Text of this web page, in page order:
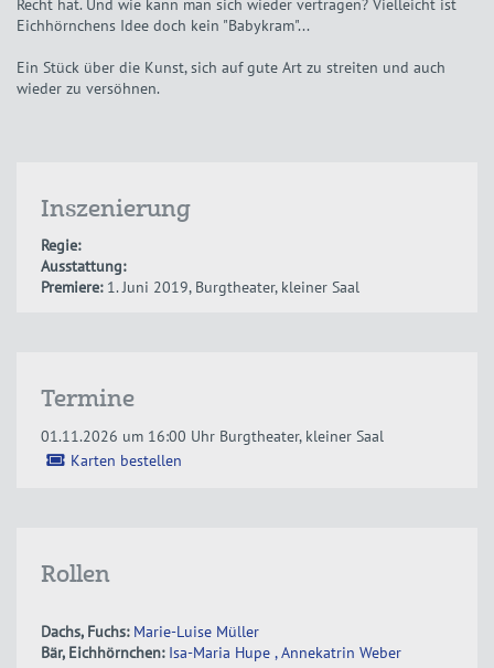
Eichhörnchens Idee doch kein "Babykram"...
Ein Stück über die Kunst, sich auf gute Art zu streiten und auch
wieder zu versöhnen.
Inszenierung
Regie:
Ausstattung:
Premiere:1. Juni 2019, Burgtheater, kleiner Saal
Termine
01.11.2026 um 16:00 Uhr Burgtheater, kleiner Saal
Karten bestellen
Rollen
Dachs, Fuchs: Marie-Luise Müller
Bär, Eichhörnchen: Isa-Maria Hupe , Annekatrin Weber